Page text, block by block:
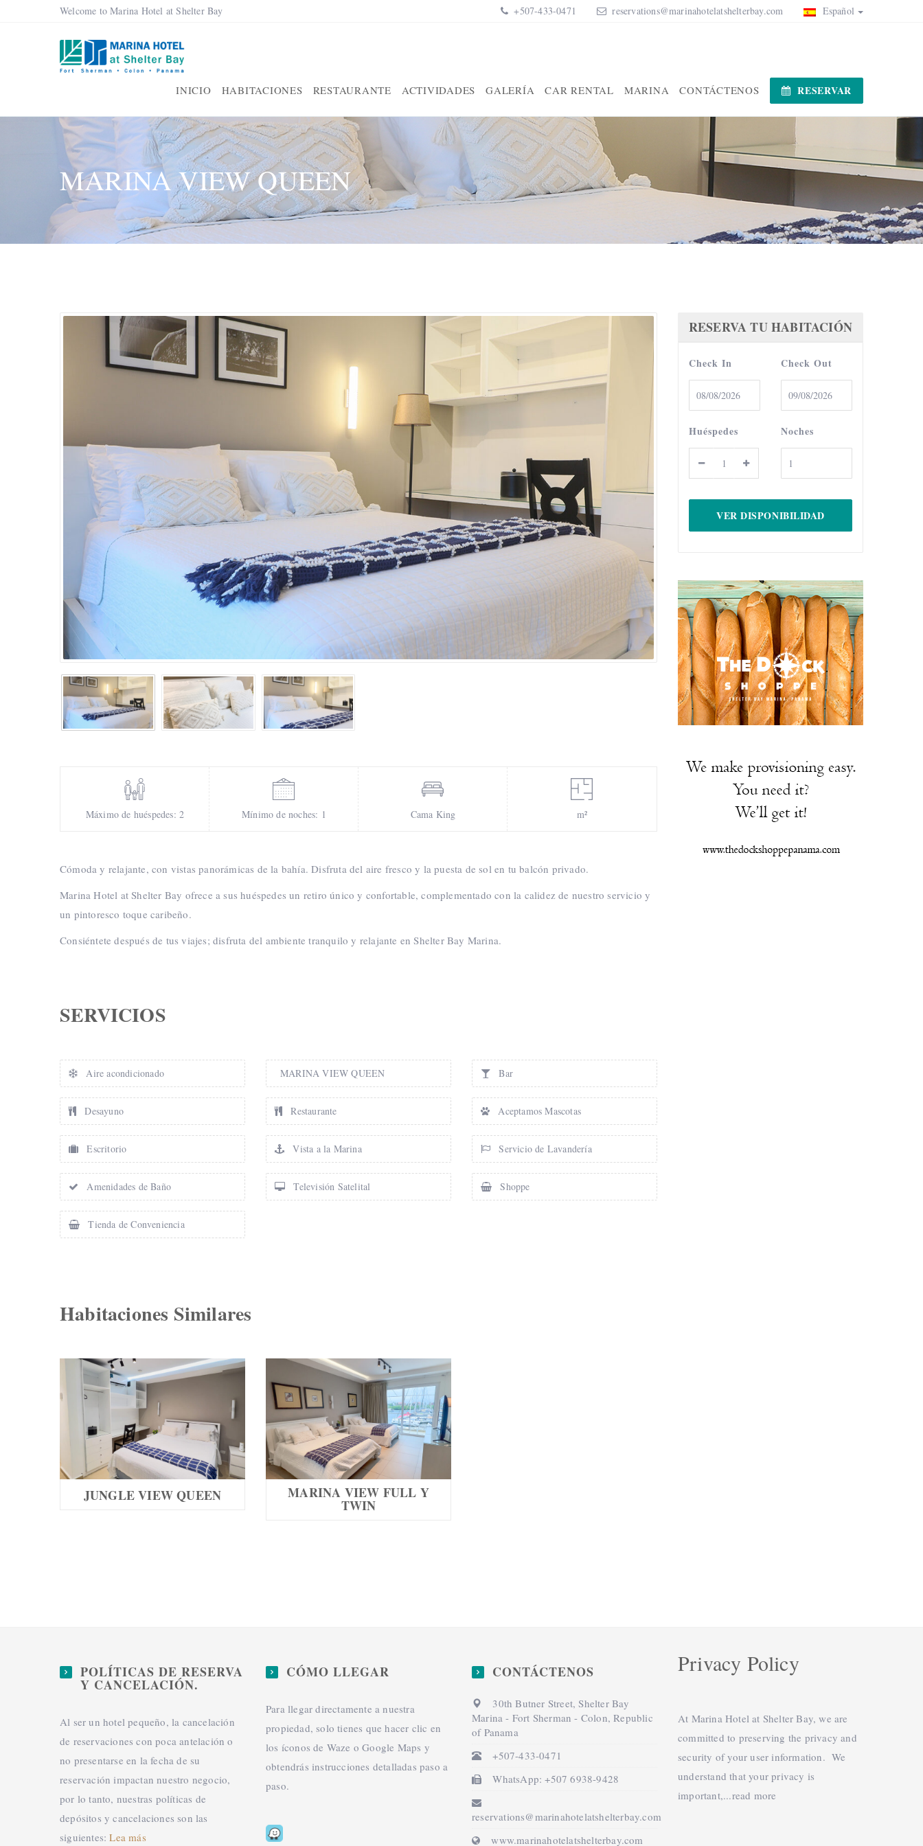
Welcome to Marina Hotel at Shelter Bay +507-433-0471 reservations@marinahotelatshelterbay.com Español
INICIO HABITACIONES RESTAURANTE ACTIVIDADES GALERÍA CAR RENTAL MARINA CONTÁCTENOS RESERVAR
MARINA VIEW QUEEN
Máximo de huéspedes: 2 Mínimo de noches: 1 Cama King m²
Cómoda y relajante, con vistas panorámicas de la bahía. Disfruta del aire fresco y la puesta de sol en tu balcón privado.
Marina Hotel at Shelter Bay ofrece a sus huéspedes un retiro único y confortable, complementado con la calidez de nuestro servicio y
un pintoresco toque caribeño.
Consiéntete después de tus viajes; disfruta del ambiente tranquilo y relajante en Shelter Bay Marina.
SERVICIOS
Aire acondicionado MARINA VIEW QUEEN Bar
Desayuno Restaurante Aceptamos Mascotas
Escritorio Vista a la Marina Servicio de Lavandería
Amenidades de Baño Televisión Satelital Shoppe
Tienda de Conveniencia
Habitaciones Similares
JUNGLE VIEW QUEEN MARINA VIEW FULL Y
TWIN
RESERVA TU HABITACIÓN
Check In Check Out
Huéspedes Noches
POLÍTICAS DE RESERVA
Y CANCELACIÓN.
Al ser un hotel pequeño, la cancelación
de reservaciones con poca antelación o
no presentarse en la fecha de su
reservación impactan nuestro negocio,
por lo tanto, nuestras políticas de
depósitos y cancelaciones son las
siguientes:Lea más
CÓMO LLEGAR
Para llegar directamente a nuestra
propiedad, solo tienes que hacer clic en
los íconos de Waze o Google Maps y
obtendrás instrucciones detalladas paso a
paso.
CONTÁCTENOS
30th Butner Street, Shelter Bay
Marina - Fort Sherman - Colon, Republic
of Panama
+507-433-0471
WhatsApp: +507 6938-9428
reservations@marinahotelatshelterbay.com
www.marinahotelatshelterbay.com
Privacy Policy
At Marina Hotel at Shelter Bay, we are
committed to preserving the privacy and
security of your user information. We
understand that your privacy is
important,...read more